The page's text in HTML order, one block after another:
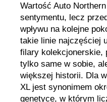
Wartość Auto
sentymentu, lecz
wpływu na kolejne
takie linie najczęściej
filary kolekcjonerskie,
tylko same w sobie,
większej historii. Dla
XL jest synonimem
genetyce, w którym